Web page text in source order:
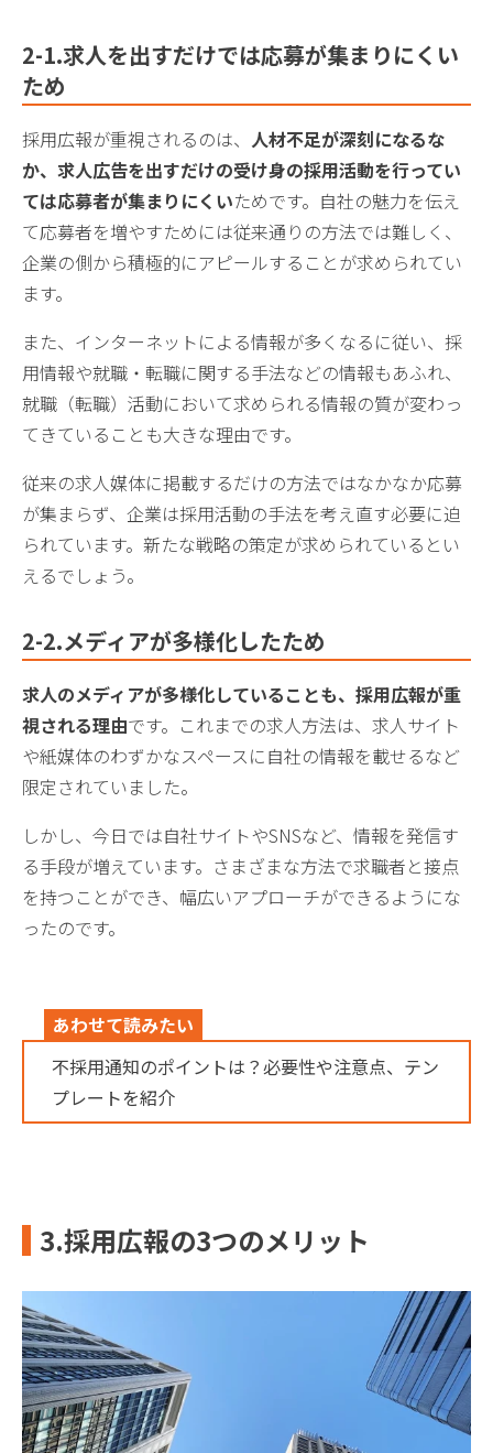
2-1.求人を出すだけでは応募が集まりにくい
ため
採用広報が重視されるのは、 人材不足が深刻になるな
か、求人広告を出すだけの受け身の採用活動を行ってい
ては応募者が集まりにくいためです。自社の魅力を伝え
て応募者を増やすためには従来通りの方法では難しく、
企業の側から積極的にアピールすることが求められてい
ます。
また、インターネットによる情報が多くなるに従い、採
用情報や就職・転職に関する手法などの情報もあふれ、
就職（転職）活動において求められる情報の質が変わっ
てきていることも大きな理由です。
従来の求人媒体に掲載するだけの方法ではなかなか応募
が集まらず、企業は採用活動の手法を考え直す必要に迫
られています。新たな戦略の策定が求められているとい
えるでしょう。
2-2.メディアが多様化したため
求人のメディアが多様化していることも、採用広報が重
視される理由です。これまでの求人方法は、求人サイト
や紙媒体のわずかなスペースに自社の情報を載せるなど
限定されていました。
しかし、今日では自社サイトやSNSなど、情報を発信す
る手段が増えています。さまざまな方法で求職者と接点
を持つことができ、幅広いアプローチができるようにな
ったのです。
あわせて読みたい
不採用通知のポイントは？必要性や注意点、テン
プレートを紹介
3.採用広報の3つのメリット